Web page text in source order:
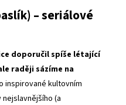
– seriálové
doporučil spíše létající
raději sázíme na
inspirované kultovním
(a